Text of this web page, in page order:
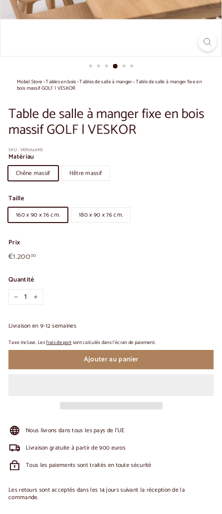
Mobel.Store›Tables en bois›Tables de salle à manger›Table de salle à manger fixe en
bois massif GOLF | VESKOR
Table de salle à manger fixe en bois
massif GOLF | VESKOR
SKU : VKR0146NS
Matériau
Chêne massif Hêtre massif
Taille
160 x 90 x 76 cm. 180 x 90 x 76 cm.
Prix
Prix
habituel
€1.20000€1.200,00
Quantité
+
Livraison en 9-12 semaines
Taxe incluse. Lesfrais de portsont calculés dans l'écran de paiement.
Ajouter au panier
Nous livrons dans tous les pays de l'UE
Livraison gratuite à partir de 900 euros
Tous les paiements sont traités en toute sécurité
Les retours sont acceptés dans les 14 jours suivant la réception de la
commande.